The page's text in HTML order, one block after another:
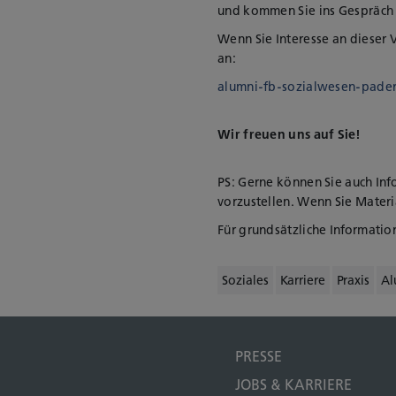
und kommen Sie ins
Wenn Sie Interesse an
an:
alumni-fb-sozialwesen-
Wir freuen uns auf Sie!
PS: Gerne können Sie auch
vorzustellen. Wenn Sie
Für grundsätzliche
Soziales Karriere Praxis
PRESSE
JOBS & KARRIERE